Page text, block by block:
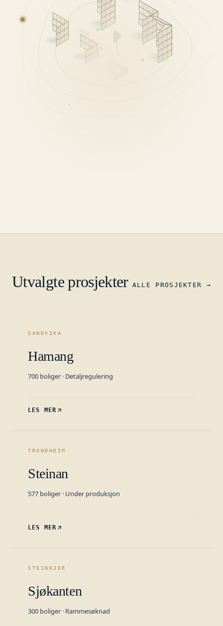
Utvalgte prosjekter ALLE PROSJEKTER →
SANDVIKA
Hamang
700 boliger · Detaljregulering
LES MER
TRONDHEIM
Steinan
577 boliger · Under produksjon
LES MER
STEINKJER
Sjøkanten
300 boliger · Rammesøknad